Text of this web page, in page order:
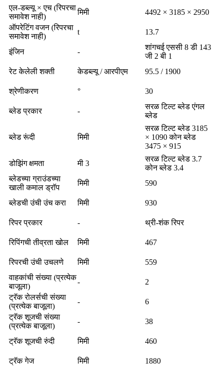
एल-डब्ल्यू × एच (रिपरचा
समावेश नाही)
मिमी
4492 × 3185 × 2950
ऑपरेटिंग वजन (रिपरचा
समावेश नाही)
t 13.7
इंजिन -
शांगचई एससी 8 डी 143
जी 2 बी 1
रेट केलेली शक्ती
केडब्ल्यू / आरपीएम 95.5 / 1900
श्रेणीकरण ° 30
ब्लेड प्रकार -
सरळ टिल्ट ब्लेड एंगल
ब्लेड
ब्लेड रूंदी मिमी
सरळ टिल्ट ब्लेड 3185
× 1090 कोन ब्लेड
3475 × 915
डोझिंग क्षमता मी 3
सरळ टिल्ट ब्लेड 3.7
कोन ब्लेड 3.4
ब्लेडच्या ग्राउंडच्या
खाली कमाल ड्रॉप
मिमी 590
ब्लेडची उंची उंच करा मिमी 930
रिपर प्रकार - थ्री-शंक रिपर
रिपिंगची तीव्रता खोल मिमी 467
रिपरची उंची उचलणे मिमी
559
वाहकांची संख्या (प्रत्येक
बाजूला)
-
2
ट्रॅक रोलर्सची संख्या
(प्रत्येक बाजूला)
-
6
ट्रॅक शूजची संख्या
(प्रत्येक बाजूला)
- 38
ट्रॅक शूजची रुंदी मिमी 460
ट्रॅक गेज मिमी
1880